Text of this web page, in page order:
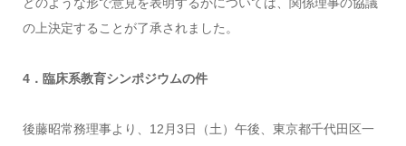
の上決定することが了承されました。
4．臨床系教育シンポジウムの件
後藤昭常務理事より、12月3日（土）午後、東京都千代田区一